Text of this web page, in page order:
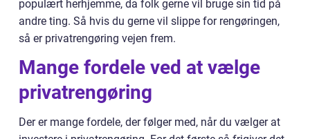
populært herhjemme, da folk gerne vil bruge sin tid på
andre ting. Så hvis du gerne vil slippe for rengøringen,
så er privatrengøring vejen frem.
Mange fordele ved at vælge
privatrengøring
Der er mange fordele, der følger med, når du vælger at